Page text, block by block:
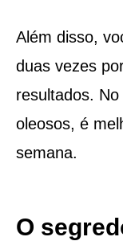
Além disso,
duas vezes
resultados.
oleosos, é
semana.
O